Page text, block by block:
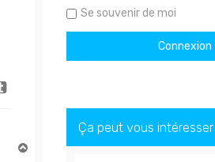
Se souvenir de moi
Ça peut vous intéresser